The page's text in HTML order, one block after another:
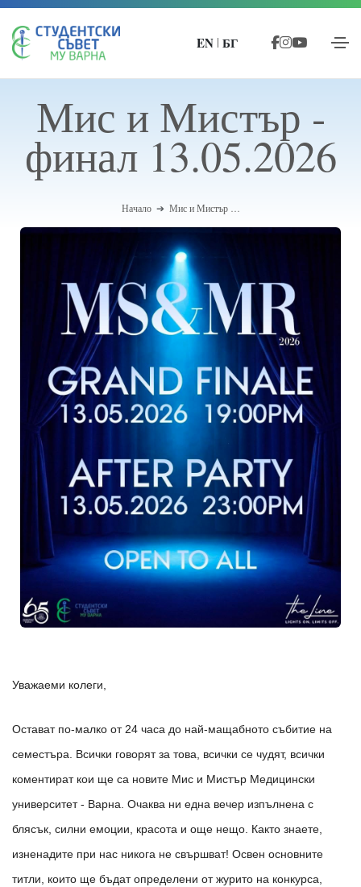
EN | БГ
Мис и Мистър -
финал 13.05.2026
Начало Мис и Мистър …
Уважаеми колеги,
Остават по-малко от 24 часа до най-мащабното събитие на
семестъра. Всички говорят за това, всички се чудят, всички
коментират кои ще са новите Мис и Мистър Медицински
университет - Варна. Очаква ни една вечер изпълнена с
блясък, силни емоции, красота и още нещо. Както знаете,
изненадите при нас никога не свършват! Освен основните
титли, които ще бъдат определени от журито на конкурса,